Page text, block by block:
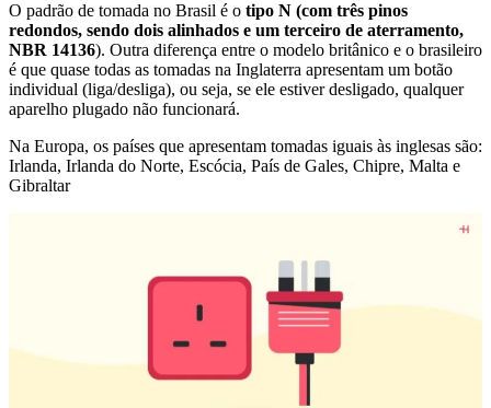
O padrão de tomada no Brasil é o tipo N (com três pinos
redondos, sendo dois alinhados e um terceiro de aterramento,
NBR 14136). Outra diferença entre o modelo britânico e o brasileiro
é que quase todas as tomadas na Inglaterra apresentam um botão
individual (liga/desliga), ou seja, se ele estiver desligado, qualquer
aparelho plugado não funcionará.
Na Europa, os países que apresentam tomadas iguais às inglesas são:
Irlanda, Irlanda do Norte, Escócia, País de Gales, Chipre, Malta e
Gibraltar